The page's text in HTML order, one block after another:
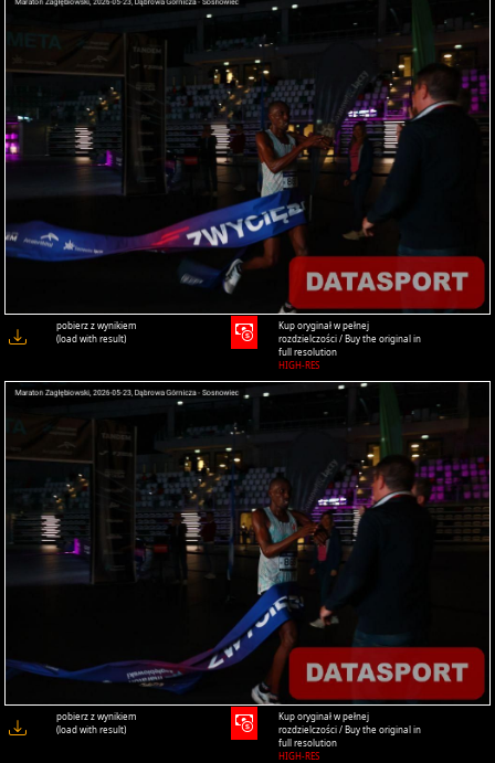
pobierz z wynikiem
(load with result)
Kup oryginał w pełnej
rozdzielczości / Buy the original in
full resolution
HIGH-RES
pobierz z wynikiem
(load with result)
Kup oryginał w pełnej
rozdzielczości / Buy the original in
full resolution
HIGH-RES